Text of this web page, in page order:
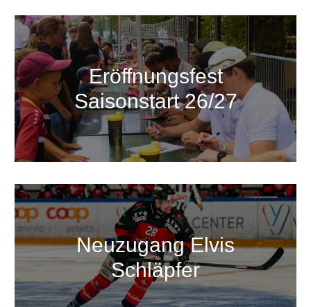
Eröffnungsfest
Saisonstart 26/27
Neuzugang Elvis
Schläpfer